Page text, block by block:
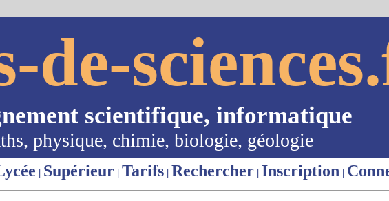
de-
scientifique, informatique
physique, chimie, biologie, géologie
| Supérieur | Tarifs | Rechercher | Inscription |